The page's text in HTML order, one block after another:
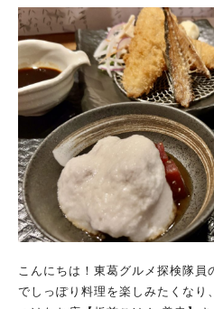
のお米でこちらも歯ごたえ食べごたえ抜群
ったのでセットのコーヒーはアイスコ
珈琲さんは、ランチメニュー注文
いて淹れてくるため、 非常に新鮮で香り高いコーヒーをいただ
くことができます。 今回もとても香り高く、苦み鮮明酸味少な
めのコーヒー。 あまりに美味しくてあっという間に飲み切って
しまいます。 ただでさえコーヒーが美味しいだけでなく、 コー
ヒー豆持ち帰りの場合はお好みの
能。 コーヒーの美味しさが桁違いです。 とにかくコーヒーが
美味しい！ホットもアイスも段違いの
なってきたこの季節、クライム珈
も他とは違うコーヒーを提供してくれます。
美味しさを追及したオージ社のウ
なんと12時間もかけてゆっくり抽出。 雑味なくまろやか
たり、広がる豊かなコク、甘味、
魚系まで、揚げ物・焼き物・カレ
飽きることがありません。 その中でも一番有名なのがどでから
弁当！ 拳大の鶏の唐揚げが入ったお弁当で、 なんと唐揚げ一
個、生肉状態で100g以上のサイズ。 ガッツリ系弁当が好
にはうってつけのお弁当です。 唐揚げの数も2～5まで自由に選
べ、 単品注文でさらに追加することもできちゃいます。 久し
ぶりに日本亭さんのゴッツい鶏
り、 今回はどでから4弁当を買ってきました。 見てください、
唐揚げが大きすぎてもはや蓋が閉まってま
圧倒的な迫力、対面するとワクワクしてき
大きさはMサイズの卵と比べても、この大
でもなく大きいです。 そしてこの唐揚げがとても美味しいんで
らず外はカリっと、中のお肉はフ
食べごたえ抜群！ あまりに大きくて最初は食べきれるのか不安
こんにちは！東葛グルメ探検隊員のあまき
でしっぽり料理を楽しみたくなり、 そういう気分の時にうっ